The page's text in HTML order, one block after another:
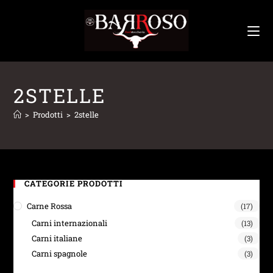
2STELLE
> Prodotti > 2stelle
CATEGORIE PRODOTTI
Carne Rossa (17)
Carni internazionali (13)
Carni italiane (3)
Carni spagnole (3)